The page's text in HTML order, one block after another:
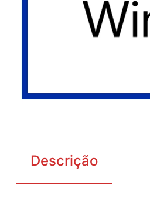
Descrição